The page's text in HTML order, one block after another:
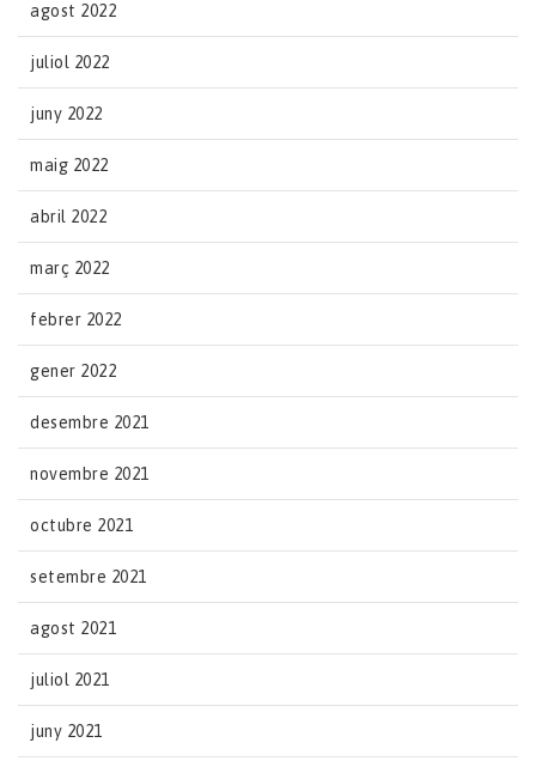
agost 2022
juliol 2022
juny 2022
maig 2022
abril 2022
març 2022
febrer 2022
gener 2022
desembre 2021
novembre 2021
octubre 2021
setembre 2021
agost 2021
juliol 2021
juny 2021